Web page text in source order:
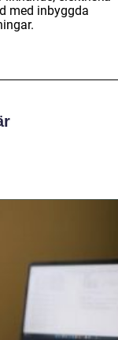
med inbyggda